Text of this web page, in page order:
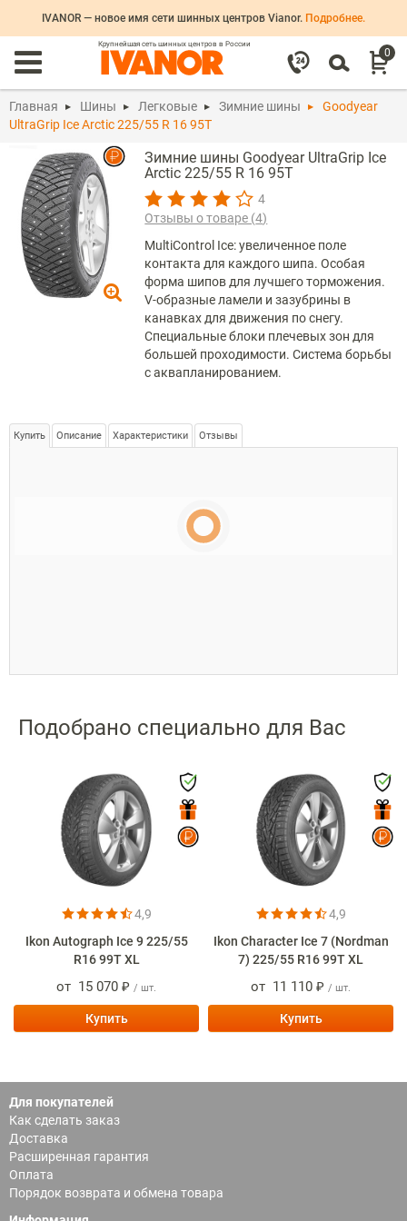
IVANOR — новое имя сети шинных центров Vianor. Подробнее.
0
Крупнейшая сеть шинных центров в России
Главная Шины Легковые Зимние шины
Goodyear
UltraGrip Ice Arctic 225/55 R 16 95T
Зимние шины Goodyear UltraGrip Ice
Arctic 225/55 R 16 95T
4
Отзывы о товаре (4)
MultiControl Ice: увеличенное поле
контакта для каждого шипа. Особая
форма шипов для лучшего торможения.
V-образные ламели и зазубрины в
канавках для движения по снегу.
Специальные блоки плечевых зон для
большей проходимости. Система борьбы
с аквапланированием.
Купить Описание Характеристики Отзывы
Подобрано специально для Вас
4,9
Ikon Autograph Ice 9 225/55
R16 99T XL
от 15 070 ₽ / шт.
Купить
4,9
Ikon Character Ice 7 (Nordman
7) 225/55 R16 99T XL
от 11 110 ₽ / шт.
Купить
Для покупателей
Как сделать заказ
Доставка
Расширенная гарантия
Оплата
Порядок возврата и обмена товара